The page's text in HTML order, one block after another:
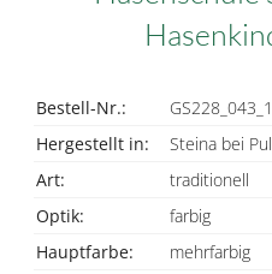
Bestell-Nr.:
GS228_043_1
Hergestellt in:
Steina bei
Art:
traditionell
Optik:
farbig
Hauptfarbe:
mehrfarbig